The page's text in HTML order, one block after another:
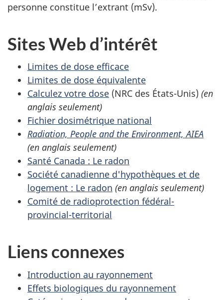
personne constitue l’extrant (mSv).
Sites Web d’intérêt
Limites de dose efficace
Limites de dose équivalente
Calculez votre dose (NRC des États-Unis) (en
anglais seulement)
Fichier dosimétrique national
Radiation, People and the Environment, AIEA
(en anglais seulement)
Santé Canada : Le radon
Société canadienne d'hypothèques et de
logement : Le radon (en anglais seulement)
Comité de radioprotection fédéral-
provincial-territorial
Liens connexes
Introduction au rayonnement
Effets biologiques du rayonnement